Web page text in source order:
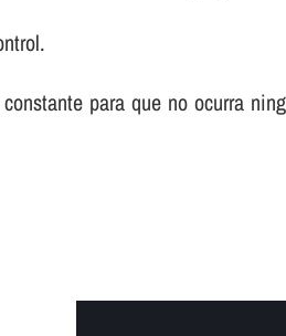
para que no ocurra